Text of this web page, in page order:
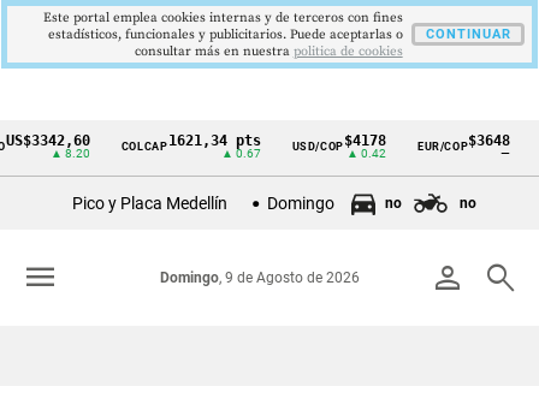
Cintillo
Colombia
COLCAP1621,34 pts USD/COP$4178
▲ 0.42
EUR/COP$3648
—
Pico y Placa Medellín Domingo no no
person search
Domingo, 9 de Agosto de 2026
menu
Este portal emplea cookies internas y de terceros con fines
estadísticos, funcionales y publicitarios. Puede aceptarlas o
consultar más en nuestra politica de cookies
CONTINUAR